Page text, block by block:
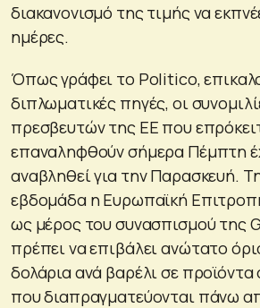
διακανονισμό της τιμής να
ημέρες.
Όπως γράφει το Politico,
διπλωματικές πηγές, οι
πρεσβευτών της ΕΕ που
επαναληφθούν σήμερα Πέμπτη
αναβληθεί για την Παρασκευή.
εβδομάδα η Ευρωπαϊκή
ως μέρος του συνασπισμού της
πρέπει να επιβάλει ανώτατο
δολάρια ανά βαρέλι σε προϊόντα
που διαπραγματεύονται πάνω